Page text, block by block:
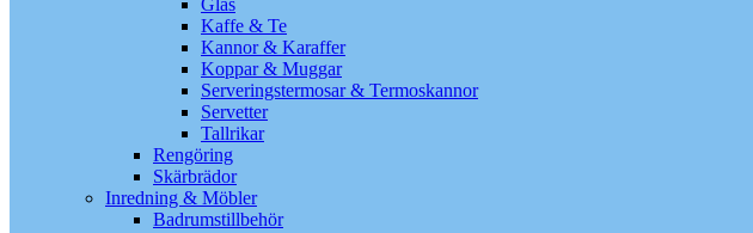
Glas
Kaffe & Te
Kannor & Karaffer
Koppar & Muggar
Serveringstermosar & Termoskannor
Servetter
Tallrikar
Rengöring
Skärbrädor
Inredning & Möbler
Badrumstillbehör